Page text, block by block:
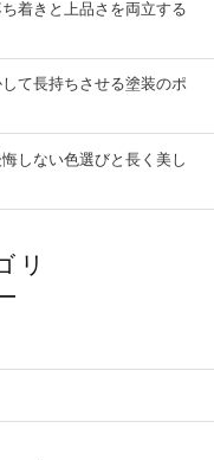
着きと上品さを両立する
て長持ちさせる塗装のポ
しない色選びと長く美し
リ